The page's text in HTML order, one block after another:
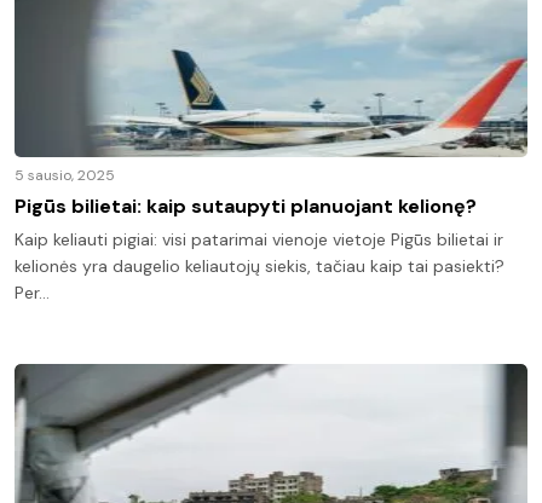
5 sausio, 2025
Pigūs bilietai: kaip sutaupyti planuojant kelionę?
Kaip keliauti pigiai: visi patarimai vienoje vietoje Pigūs bilietai ir
kelionės yra daugelio keliautojų siekis, tačiau kaip tai pasiekti?
Per…